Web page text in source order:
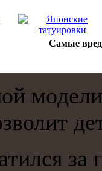
Cамые